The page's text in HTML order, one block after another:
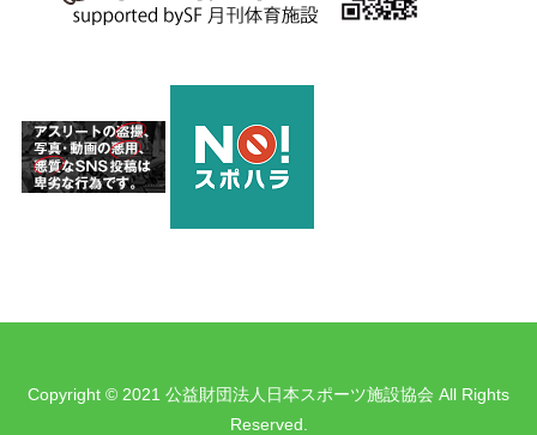
Copyright © 2021 公益財団法人日本スポーツ施設協会 All Rights
Reserved.